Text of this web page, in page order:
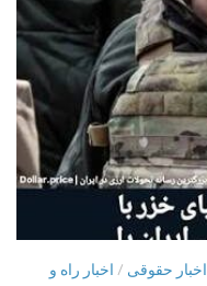
اخبار حقوقی / اخبار راه و